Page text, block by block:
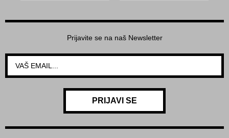
Prijavite se na naš Newsletter
PRIJAVI SE